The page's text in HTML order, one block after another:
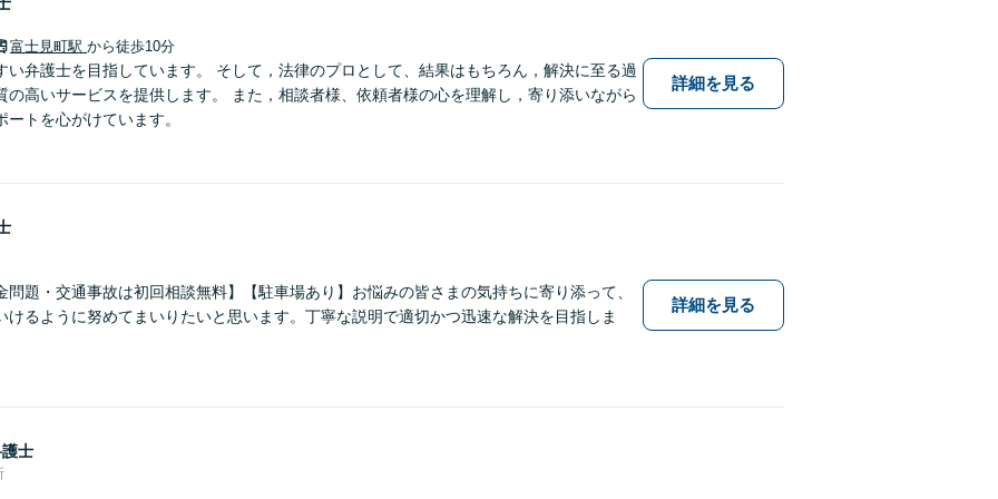
富士見町駅 から徒歩10分
い弁護士を目指しています。 そして，法律のプロとして、結果はもちろん，解決に至る過
の高いサービスを提供します。 また，相談者様、依頼者様の心を理解し，寄り添いながら
トを心がけています。
詳細を見る
問題・交通事故は初回相談無料】【駐車場あり】お悩みの皆さまの気持ちに寄り添って、
けるように努めてまいりたいと思います。丁寧な説明で適切かつ迅速な解決を目指しま
詳細を見る
士